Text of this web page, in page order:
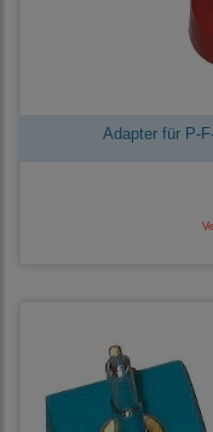
Adapter für P-